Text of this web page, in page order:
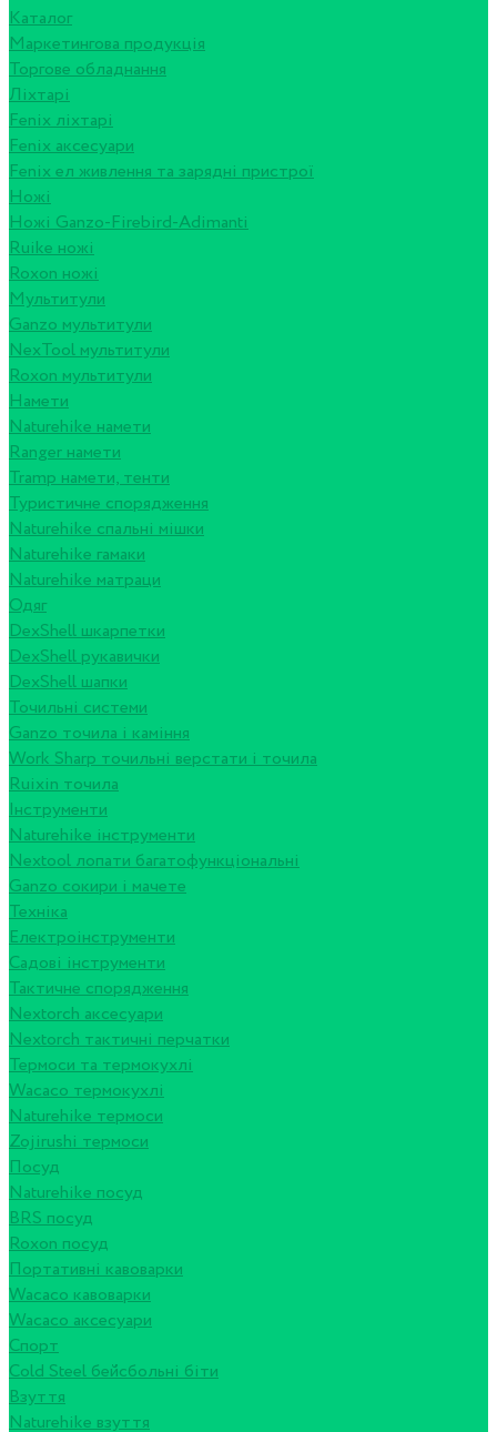
Каталог
Маркетингова продукція
Торгове обладнання
Ліхтарі
Fenix ліхтарі
Fenix аксесуари
Fenix ел живлення та зарядні пристрої
Ножі
Ножі Ganzo-Firebird-Adimanti
Ruike ножі
Roxon ножi
Мультитули
Ganzo мультитули
NexTool мультитули
Roxon мультитули
Намети
Naturehike намети
Ranger намети
Tramp намети, тенти
Туристичне спорядження
Naturehike спальні мішки
Naturehike гамаки
Naturehike матраци
Одяг
DexShell шкарпетки
DexShell рукавички
DexShell шапки
Точильні системи
Ganzo точила і каміння
Work Sharp точильні верстати і точила
Ruixin точила
Інструменти
Naturehike інструменти
Nextool лопати багатофункціональні
Ganzo сокири і мачете
Техніка
Електроінструменти
Садові інструменти
Тактичне спорядження
Nextorch аксесуари
Nextorch тактичні перчатки
Термоси та термокухлі
Wacaco термокухлі
Naturehike термоси
Zojirushi термоси
Посуд
Naturehike посуд
BRS посуд
Roxon посуд
Портативні кавоварки
Wacaco кавоварки
Wacaco аксесуари
Спорт
Cold Steel бейсбольні біти
Взуття
Naturehike взуття